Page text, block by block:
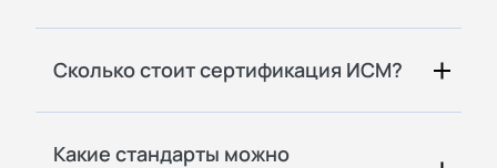
Сколько стоит сертификация ИСМ?
Какие стандарты можно